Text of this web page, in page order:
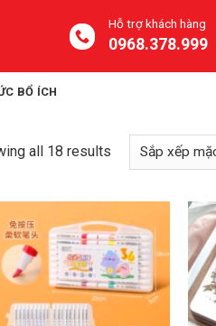
Hỗ trợ khách hàng
0968.378.999
BỔ ÍCH
all 18 results